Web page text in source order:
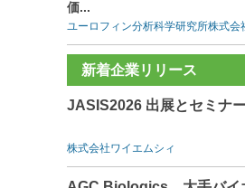
価...
ユーロフィン分析科学研究所株式会
新着企業リリース
JASIS2026 出展とセミナ
株式会社ワイエムシィ